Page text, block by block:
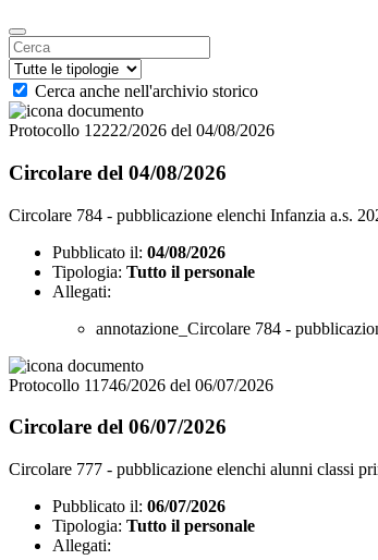
Cerca anche nell'archivio storico
Protocollo 12222/2026 del 04/08/2026
Circolare del 04/08/2026
Circolare 784 - pubblicazione elenchi Infanzia a.s.
Pubblicato il: 04/08/2026
Tipologia: Tutto il personale
Allegati:
annotazione_Circolare 784 -
Protocollo 11746/2026 del 06/07/2026
Circolare del 06/07/2026
Circolare 777 - pubblicazione elenchi alunni classi
Pubblicato il: 06/07/2026
Tipologia: Tutto il personale
Allegati: